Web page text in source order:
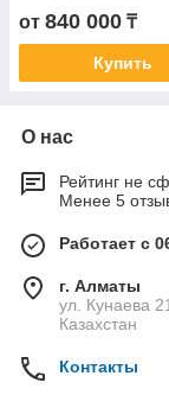
от 840 000 ₸
Купить
О нас
Рейтинг не
Менее 5
Работает с
г. Алматы
ул. Кунаева
Казахстан
Контакты